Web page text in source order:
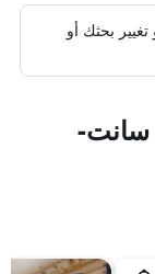
بحثك أو
سانت-